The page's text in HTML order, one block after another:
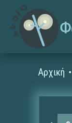
Αρχική